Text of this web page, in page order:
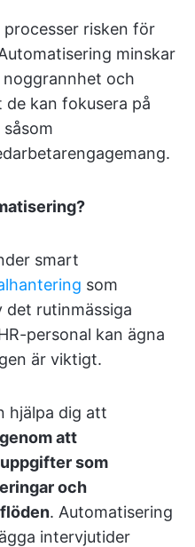
processer risken för
minskar
noggrannhet och
kan fokusera på
smart
som
det rutinmässiga
personal kan ägna
är viktigt.
hjälpa dig att
att
som
och
. Automatisering
intervjutider